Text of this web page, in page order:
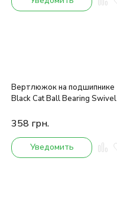
Вертлюжок на подшипнике
Black Cat Ball Bearing Swivel
358 грн.
Уведомить